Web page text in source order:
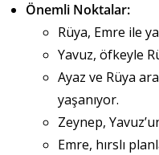
Önemli Noktalar:
Rüya, Emre ile
Yavuz, öfkeyle
Ayaz ve Rüya
yaşanıyor.
Zeynep,
Emre, hırslı